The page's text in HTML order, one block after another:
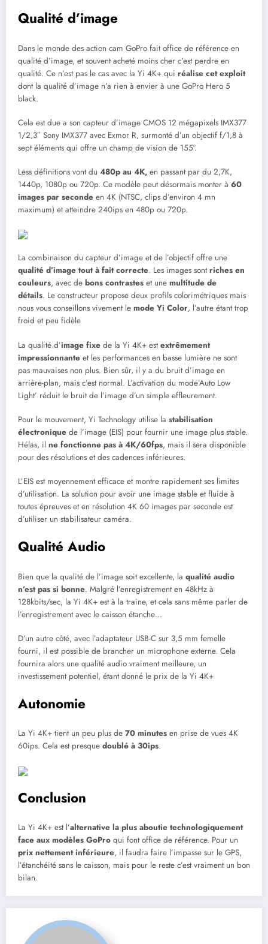
Qualité d’image
Dans le monde des action cam GoPro fait office de référence en
qualité d’image, et souvent acheté moins cher c’est perdre en
qualité. Ce n’est pas le cas avec la Yi 4K+ qui réalise cet exploit
dont la qualité d’image n’a rien à envier à une GoPro Hero 5
black.
Cela est due a son capteur d’image CMOS 12 mégapixels IMX377
1/2,3″ Sony IMX377 avec Exmor R, surmonté d’un objectif f/1,8 à
sept éléments qui offre un champ de vision de 155°.
Less définitions vont du 480p au 4K, en passant par du 2,7K,
1440p, 1080p ou 720p. Ce modèle peut désormais monter à 60
images par seconde en 4K (NTSC, clips d’environ 4 mn
maximum) et atteindre 240ips en 480p ou 720p.
La combinaison du capteur d’image et de l’objectif offre une
qualité d’image tout à fait correcte. Les images sontriches en
couleurs, avec de bons contrastes et une multitude de
détails. Le constructeur propose deux profils colorimétriques mais
nous vous conseillons vivement le mode Yi Color, l’autre étant trop
froid et peu fidèle
La qualité d’image fixe de la Yi 4K+ estextrêmement
impressionnante et les performances en basse lumière ne sont
pas mauvaises non plus. Bien sûr, il y a du bruit d’image en
arrière-plan, mais c’est normal. L’activation du mode’Auto Low
Light’ réduit le bruit de l’image d’un simple effleurement.
Pour le mouvement, Yi Technology utilise la stabilisation
électronique de l’image (EIS) pour fournir une image plus stable.
Hélas, il ne fonctionne pas à 4K/60fps, mais il sera disponible
pour des résolutions et des cadences inférieures.
L’EIS est moyennement efficace et montre rapidement ses limites
d’utilisation. La solution pour avoir une image stable et fluide à
toutes épreuves et en résolution 4K 60 images par seconde est
d’utiliser un stabilisateur caméra.
Qualité Audio
Bien que la qualité de l’image soit excellente, la qualité audio
n’est pas si bonne. Malgré l’enregistrement en 48kHz à
128kbits/sec, la Yi 4K+ est à la traine, et cela sans même parler de
l’enregistrement avec le caisson étanche…
D’un autre côté, avec l’adaptateur USB-C sur 3,5 mm femelle
fourni, il est possible de brancher un microphone externe. Cela
fournira alors une qualité audio vraiment meilleure, un
investissement potentiel, étant donné le prix de la Yi 4K+
Autonomie
La Yi 4K+ tient un peu plus de 70 minutes en prise de vues 4K
60ips. Cela est presque doublé à 30ips.
Conclusion
La Yi 4K+ est l’alternative la plus aboutie technologiquement
face aux modèles GoPro qui font office de référence. Pour un
prix nettement inférieure, il faudra faire l’impasse sur le GPS,
l’étanchéité sans le caisson, mais pour le reste c’est vraiment un bon
bilan.